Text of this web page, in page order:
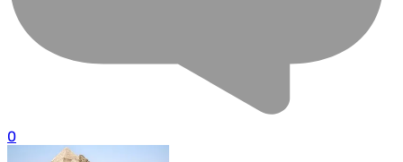
0